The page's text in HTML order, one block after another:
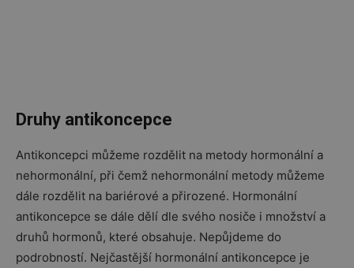
Druhy antikoncepce
Antikoncepci můžeme rozdělit na metody hormonální a
nehormonální, při čemž nehormonální metody můžeme
dále rozdělit na bariérové a přirozené. Hormonální
antikoncepce se dále dělí dle svého nosiče i množství a
druhů hormonů, které obsahuje. Nepůjdeme do
podrobností. Nejčastější hormonální antikoncepce je